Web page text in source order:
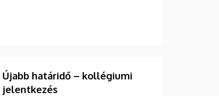
Újabb határidő – kollégiumi
jelentkezés